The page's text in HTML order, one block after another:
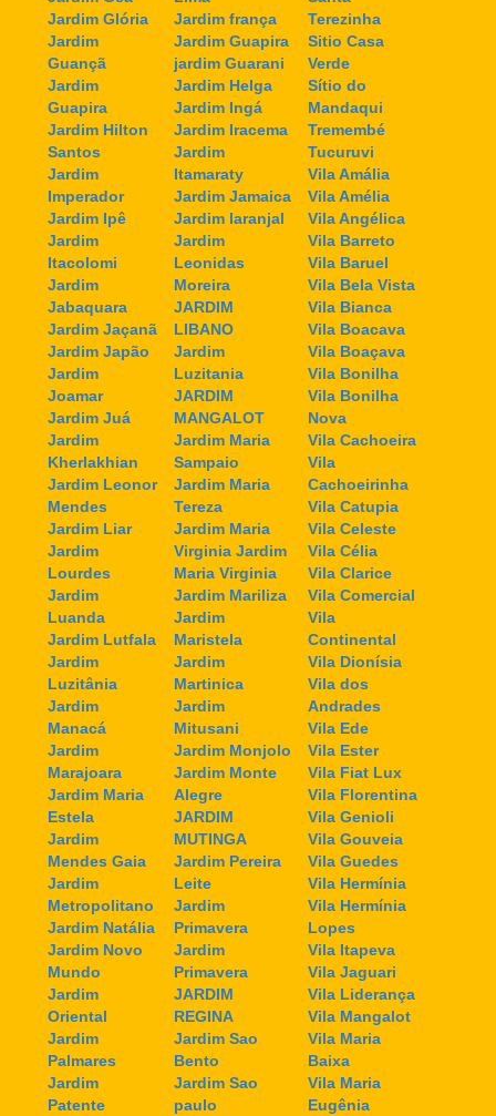
Jardim Glória
Jardim
Guançã
Jardim
Guapira
Jardim Hilton
Santos
Jardim
Imperador
Jardim Ipê
Jardim
Itacolomi
Jardim
Jabaquara
Jardim Jaçanã
Jardim Japão
Jardim
Joamar
Jardim Juá
Jardim
Kherlakhian
Jardim Leonor
Mendes
Jardim Liar
Jardim
Lourdes
Jardim
Luanda
Jardim Lutfala
Jardim
Luzitânia
Jardim
Manacá
Jardim
Marajoara
Jardim Maria
Estela
Jardim
Mendes Gaia
Jardim
Metropolitano
Jardim Natália
Jardim Novo
Mundo
Jardim
Oriental
Jardim
Palmares
Jardim
Patente
Jardim frança
Jardim Guapira
jardim Guarani
Jardim Helga
Jardim Ingá
Jardim Iracema
Jardim
Itamaraty
Jardim Jamaica
Jardim laranjal
Jardim
Leonidas
Moreira
JARDIM
LIBANO
Jardim
Luzitania
JARDIM
MANGALOT
Jardim Maria
Sampaio
Jardim Maria
Tereza
Jardim Maria
Virginia Jardim
Maria Virginia
Jardim Mariliza
Jardim
Maristela
Jardim
Martinica
Jardim
Mitusani
Jardim Monjolo
Jardim Monte
Alegre
JARDIM
MUTINGA
Jardim Pereira
Leite
Jardim
Primavera
Jardim
Primavera
JARDIM
REGINA
Jardim Sao
Bento
Jardim Sao
paulo
Terezinha
Sitio Casa
Verde
Sítio do
Mandaqui
Tremembé
Tucuruvi
Vila Amália
Vila Amélia
Vila Angélica
Vila Barreto
Vila Baruel
Vila Bela Vista
Vila Bianca
Vila Boacava
Vila Boaçava
Vila Bonilha
Vila Bonilha
Nova
Vila Cachoeira
Vila
Cachoeirinha
Vila Catupia
Vila Celeste
Vila Célia
Vila Clarice
Vila Comercial
Vila
Continental
Vila Dionísia
Vila dos
Andrades
Vila Ede
Vila Ester
Vila Fiat Lux
Vila Florentina
Vila Genioli
Vila Gouveia
Vila Guedes
Vila Hermínia
Vila Hermínia
Lopes
Vila Itapeva
Vila Jaguari
Vila Liderança
Vila Mangalot
Vila Maria
Baixa
Vila Maria
Eugênia